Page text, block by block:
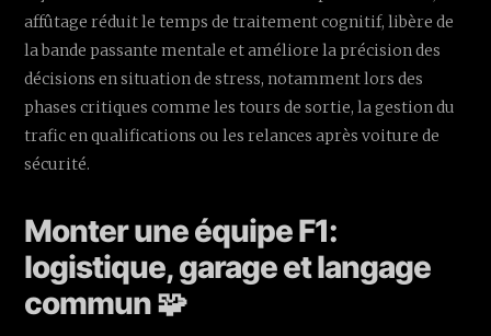
affûtage réduit le temps de traitement cognitif, libère de
la bande passante mentale et améliore la précision des
décisions en situation de stress, notamment lors des
phases critiques comme les tours de sortie, la gestion du
trafic en qualifications ou les relances après voiture de
sécurité.
Monter une équipe F1:
logistique, garage et langage
commun 🧩